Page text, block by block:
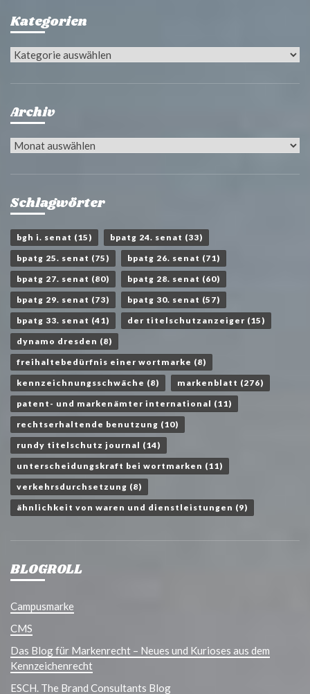
Kategorien
Kategorien
Archiv
Archiv
Schlagwörter
bgh i. senat (15) bpatg 24. senat (33)
bpatg 25. senat (75) bpatg 26. senat (71)
bpatg 27. senat (80) bpatg 28. senat (60)
bpatg 29. senat (73) bpatg 30. senat (57)
bpatg 33. senat (41) der titelschutzanzeiger (15)
dynamo dresden (8)
freihaltebedürfnis einer wortmarke (8)
kennzeichnungsschwäche (8) markenblatt (276)
patent- und markenämter international (11)
rechtserhaltende benutzung (10)
rundy titelschutz journal (14)
unterscheidungskraft bei wortmarken (11)
verkehrsdurchsetzung (8)
ähnlichkeit von waren und dienstleistungen (9)
BLOGROLL
Campusmarke
CMS
Das Blog für Markenrecht – Neues und Kurioses aus dem
Kennzeichenrecht
ESCH. The Brand Consultants Blog